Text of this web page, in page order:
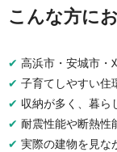
こんな方に
✔ 高浜市・安城市・
✔ 子育てしやすい住
✔ 収納が多く、暮ら
✔ 耐震性能や断熱性
✔ 実際の建物を見な